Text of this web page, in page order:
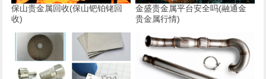
保山贵金属回收(保山钯铂铑回
收)
金盛贵金属平台安全吗(融通金
贵金属行情)